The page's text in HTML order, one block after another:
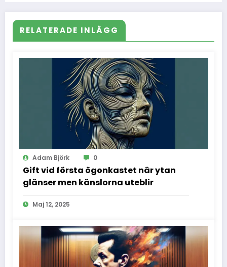
RELATERADE INLÄGG
Adam Björk 0
Gift vid första ögonkastet när ytan
glänser men känslorna uteblir
Maj 12, 2025